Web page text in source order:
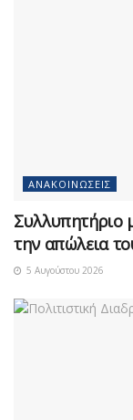
ΑΝΑΚΟΙΝΏΣΕΙΣ
Συλλυπητήριο
την απώλεια
5 Αυγούστου 2026